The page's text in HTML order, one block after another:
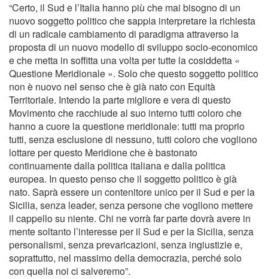
“Certo, il Sud e l’Italia hanno più che mai bisogno di un
nuovo soggetto politico che sappia interpretare la richiesta
di un radicale cambiamento di paradigma attraverso la
proposta di un nuovo modello di sviluppo socio-economico
e che metta in soffitta una volta per tutte la cosiddetta «
Questione Meridionale ». Solo che questo soggetto politico
non è nuovo nel senso che è già nato con Equità
Territoriale. Intendo la parte migliore e vera di questo
Movimento che racchiude al suo interno tutti coloro che
hanno a cuore la questione meridionale: tutti ma proprio
tutti, senza esclusione di nessuno, tutti coloro che vogliono
lottare per questo Meridione che è bastonato
continuamente dalla politica italiana e dalla politica
europea. In questo penso che il soggetto politico è già
nato. Saprà essere un contenitore unico per il Sud e per la
Sicilia, senza leader, senza persone che vogliono mettere
il cappello su niente. Chi ne vorrà far parte dovrà avere in
mente soltanto l’interesse per il Sud e per la Sicilia, senza
personalismi, senza prevaricazioni, senza ingiustizie e,
soprattutto, nel massimo della democrazia, perché solo
con quella noi ci salveremo”.